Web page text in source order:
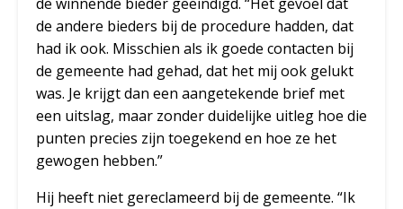
de andere bieders bij de procedure hadden, dat
had ik ook. Misschien als ik goede contacten bij
de gemeente had gehad, dat het mij ook gelukt
was. Je krijgt dan een aangetekende brief met
een uitslag, maar zonder duidelijke uitleg hoe die
punten precies zijn toegekend en hoe ze het
gewogen hebben.”
Hij heeft niet gereclameerd bij de gemeente. “Ik